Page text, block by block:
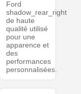
Ford
shadow_rear_right
de haute
qualité utilisé
pour une
apparence et
des
performances
personnalisées.